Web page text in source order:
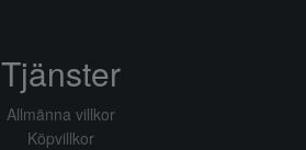
Tjänster
Allmänna villkor
Köpvillkor